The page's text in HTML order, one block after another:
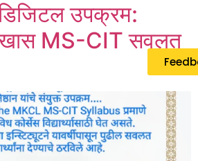
उपक्रम:
खास MS-CIT सवलत